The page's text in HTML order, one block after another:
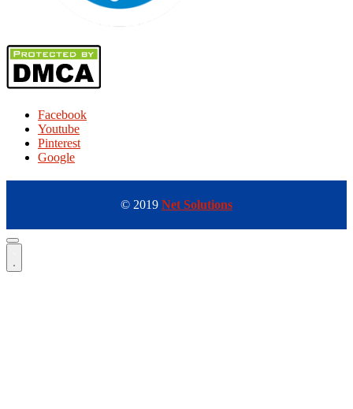
Facebook
Youtube
Pinterest
Google
© 2019 Net Solutions